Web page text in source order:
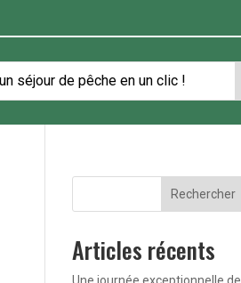
Rechercher
Articles récents
Une journée exceptionnelle de